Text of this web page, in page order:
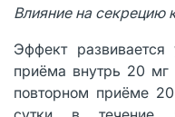
Влияние на секрецию
Эффект
приёма внутрь 20
повторном приёме